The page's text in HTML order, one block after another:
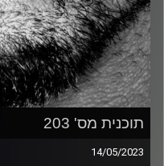
תוכנית מס' 203
14/05/2023